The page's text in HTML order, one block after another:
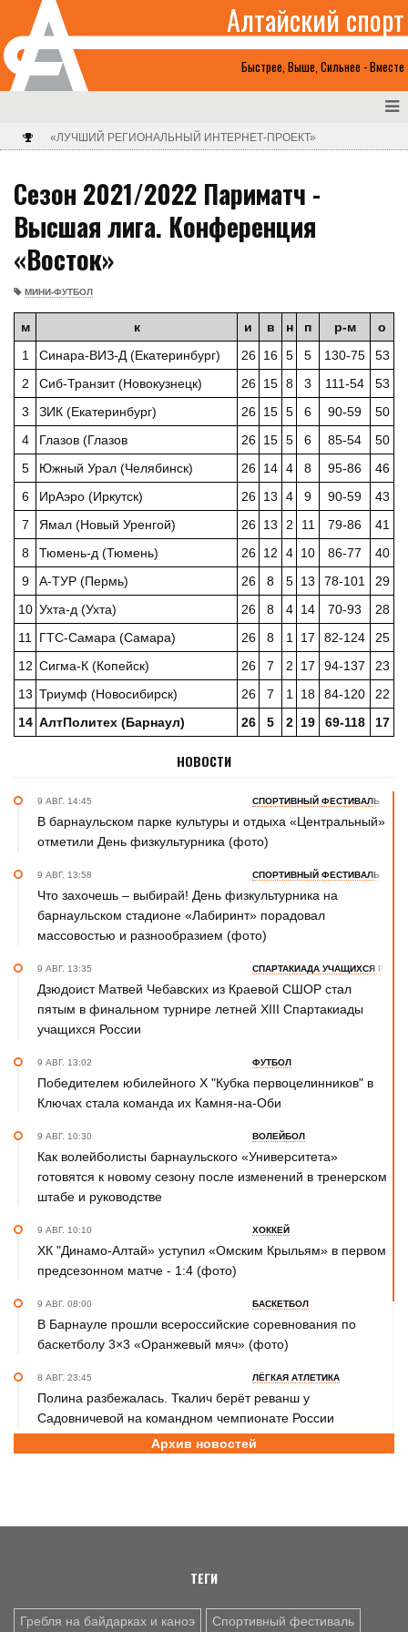
Быстрее, Выше, Сильнее - Вместе
Алтайский спорт
«ЛУЧШИЙ РЕГИОНАЛЬНЫЙ ИНТЕРНЕТ-ПРОЕКТ»
Сезон 2021/2022 Париматч -
Высшая лига. Конференция
«Восток»
МИНИ-ФУТБОЛ
м к и в н п р-м
о
1
Синара-ВИЗ-Д (Екатеринбург) 26 16 5 5 130-75
53
2
Сиб-Транзит (Новокузнецк) 26 15 8 3 111-54
53
3
ЗИК (Екатеринбург) 26 15 5 6 90-59
50
4
Глазов (Глазов 26 15 5 6 85-54
50
5
Южный Урал (Челябинск) 26 14 4 8 95-86
46
6
ИрАэро (Иркутск) 26 13 4 9 90-59
43
7
Ямал (Новый Уренгой) 26 13 2 11 79-86
41
8
Тюмень-д (Тюмень) 26 12 4 10 86-77
40
9
А-ТУР (Пермь) 26 8 5 13 78-101
29
10 Ухта-д (Ухта) 26 8 4 14 70-93
28
11
ГТС-Самара (Самара) 26 8 1 17 82-124
25
12 Сигма-К (Копейск) 26 7 2 17 94-137
23
13 Триумф (Новосибирск) 26 7 1 18 84-120
22
14 АлтПолитех (Барнаул) 26 5 2 19 69-118 17
НОВОСТИ
9 АВГ. 14:45 СПОРТИВНЫЙ ФЕСТИВАЛЬ
В барнаульском парке культуры и отдыха «Центральный»
отметили День физкультурника (фото)
9 АВГ. 13:58 СПОРТИВНЫЙ ФЕСТИВАЛЬ
Что захочешь – выбирай! День физкультурника на
барнаульском стадионе «Лабиринт» порадовал
массовостью и разнообразием (фото)
9 АВГ. 13:35 СПАРТАКИАДА УЧАЩИХСЯ
Дзюдоист Матвей Чебавских из Краевой СШОР стал
пятым в финальном турнире летней XIII Спартакиады
учащихся России
9 АВГ. 13:02 ФУТБОЛ
Победителем юбилейного Х "Кубка первоцелинников" в
Ключах стала команда их Камня-на-Оби
9 АВГ. 10:30 ВОЛЕЙБОЛ
Как волейболисты барнаульского «Университета»
готовятся к новому сезону после изменений в тренерском
штабе и руководстве
9 АВГ. 10:10 ХОККЕЙ
ХК "Динамо-Алтай» уступил «Омским Крыльям» в первом
предсезонном матче - 1:4 (фото)
9 АВГ. 08:00 БАСКЕТБОЛ
В Барнауле прошли всероссийские соревнования по
баскетболу 3×3 «Оранжевый мяч» (фото)
8 АВГ. 23:45 ЛЁГКАЯ АТЛЕТИКА
Полина разбежалась. Ткалич берёт реванш у
Садовничевой на командном чемпионате России
ТХЭКВОНДО
8 АВГ. 20:45 ДЖИУ-ДЖИТСУ
Архив новостей
ТЕГИ
Гребля на байдарках и каноэ Спортивный фестиваль